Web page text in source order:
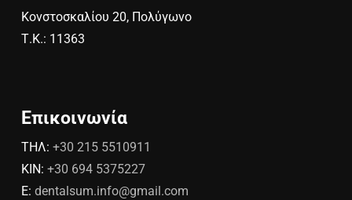
Κονστοσκαλίου 20, Πολύγωνο
Τ.Κ.: 11363
Επικοινωνία
ΤΗΛ: +30 215 5510911
ΚΙΝ: +30 694 5375227
E: dentalsum.info@gmail.com